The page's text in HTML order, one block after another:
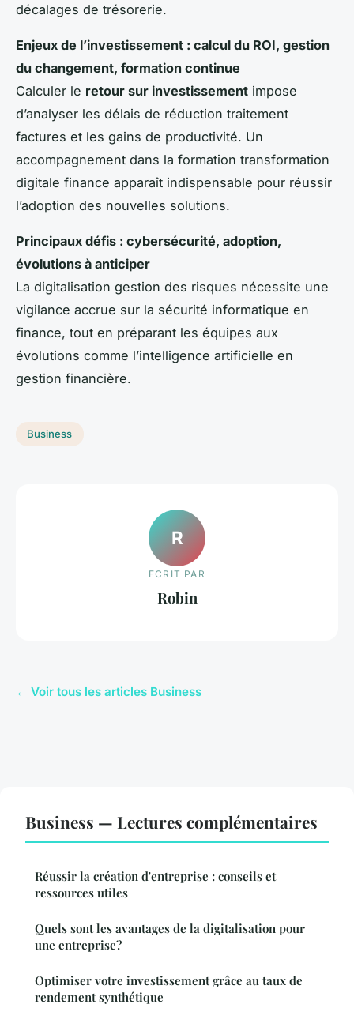
décalages de trésorerie.
Enjeux de l’investissement : calcul du ROI, gestion
du changement, formation continue
Calculer le retour sur investissement impose
d’analyser les délais de réduction traitement
factures et les gains de productivité. Un
accompagnement dans la formation transformation
digitale finance apparaît indispensable pour réussir
l’adoption des nouvelles solutions.
Principaux défis : cybersécurité, adoption,
évolutions à anticiper
La digitalisation gestion des risques nécessite une
vigilance accrue sur la sécurité informatique en
finance, tout en préparant les équipes aux
évolutions comme l’intelligence artificielle en
gestion financière.
Business
R
ECRIT PAR
Robin
← Voir tous les articles Business
Business — Lectures complémentaires
Réussir la création d'entreprise : conseils et
ressources utiles
Quels sont les avantages de la digitalisation pour
une entreprise?
Optimiser votre investissement grâce au taux de
rendement synthétique